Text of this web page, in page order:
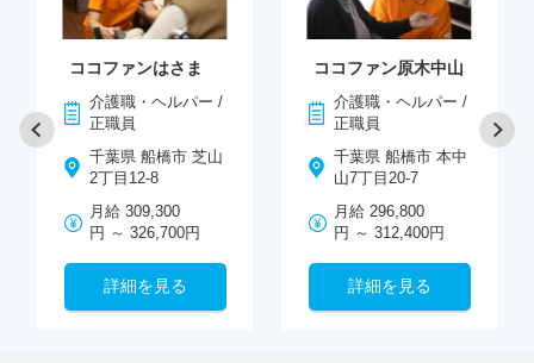
ココファンはさま
介護職・ヘルパー /
正職員
千葉県 船橋市 芝山
2丁目12-8
月給 309,300
円 ～ 326,700円
詳細を見る
ココファン原木中山
介護職・ヘルパー /
正職員
千葉県 船橋市 本中
山7丁目20-7
月給 296,800
円 ～ 312,400円
詳細を見る